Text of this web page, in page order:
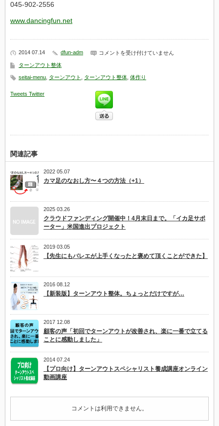
045-902-2556
www.dancingfun.net
2014 07.14 dfun-adm
タ
ア
ウ
整
体
®
と
コメントを受け付けていません
ターンアウト整体
seitai-menu ターンアウト ターンアウト整体 体作り
Tweets Twitter
関連記事
2022 05.07
カマ足のなおし方〜４つの方法（+1）
2025 03.26
クラウドファンディング開催中！4月末日まで。「イカ足サポ
ーター」米国進出プロジェクト
2019 03.05
【先生にもバレエが上手くなったと褒めて頂くことができた】
2016 08.12
【新装版】ターンアウト整体。ちょっとだけですが…
2017 12.08
顧客の声「初回でターンアウトが改善され、楽に一番で立てる
ことに感動しました」
2014 07.24
【プロ向け】ターンアウトスペシャリスト養成講座オンライン
動画講座
コメントは利用できません。